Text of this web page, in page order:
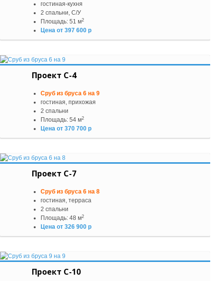
гостиная-кухня
2 спальни, С/У
Площадь: 51 м2
Цена от 397 600 р
Проект С-4
Сруб из бруса 6 на 9
гостиная, прихожая
2 спальни
Площадь: 54 м2
Цена от 370 700 р
Проект С-7
Сруб из бруса 6 на 8
гостиная, терраса
2 спальни
Площадь: 48 м2
Цена от 326 900 р
Проект С-10